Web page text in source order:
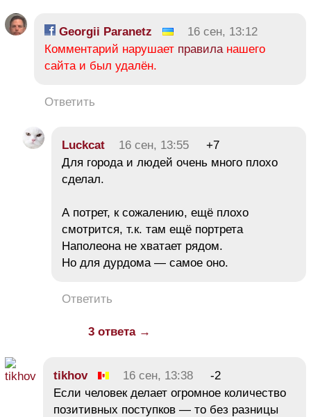
Georgii Paranetz
16 сен, 13:12
Комментарий нарушает правила нашего
сайта и был удалён.
Ответить
Luckcat 16 сен, 13:55
+7
Для города и людей очень много плохо
сделал.
А потрет, к сожалению, ещё плохо
смотрится, т.к. там ещё портрета
Наполеона не хватает рядом.
Но для дурдома — самое оно.
Ответить
3 ответа →
tikhov 16 сен, 13:38
-2
Если человек делает огромное количество
позитивных поступков — то без разницы